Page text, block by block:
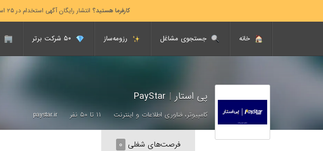
کارفرما هستید؟ انتشار رایگان آگهی استخدام در ۲۵ استان و ۲۶ دسته‌بندی شغلی
خانه جستجوی مشاغل رزومه‌ساز
پی استار |
کامپیوتر، فناوری اطلاعات و اینترنت ۱۱ تا ۵۰ نفر paystar.ir
فرصت‌های شغلی ۰